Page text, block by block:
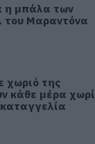
η μπάλα των
του Μαραντόνα
χωριό της
κάθε μέρα